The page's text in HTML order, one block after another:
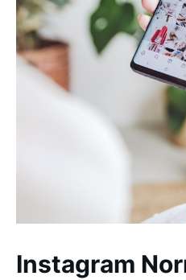
Instagram